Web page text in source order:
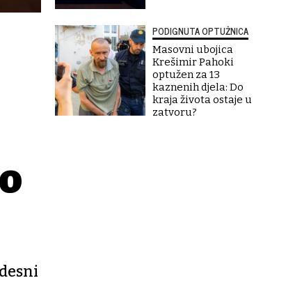
PODIGNUTA OPTUŽNICA
Masovni ubojica
Krešimir Pahoki
optužen za 13
kaznenih djela: Do
kraja života ostaje u
zatvoru?